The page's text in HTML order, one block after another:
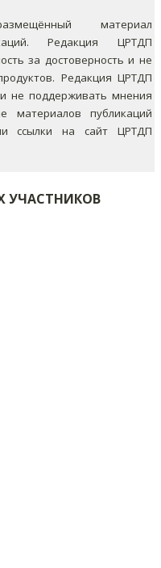
материал
Редакция ЦРТДП
за достоверность и не
Редакция ЦРТДП
не поддерживать мнения
материалов публикаций
ссылки на сайт ЦРТДП
УЧАСТНИКОВ